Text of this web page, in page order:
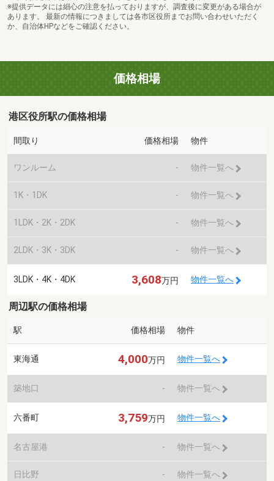
※提供データには細心の注意を払っておりますが、調査後に変更がある場合が
あります。 最新の情報につきましては各市区役所までお問い合わせいただく
か、自治体HPなどをご確認ください。
価格相場
港区役所駅の価格相場
間取り 価格相場 物件
ワンルーム - 物件一覧へ
1K・1DK - 物件一覧へ
1LDK・2K・2DK - 物件一覧へ
2LDK・3K・3DK - 物件一覧へ
3LDK・4K・4DK 3,608万円 物件一覧へ
周辺駅の価格相場
駅 価格相場 物件
東海通 4,000万円 物件一覧へ
築地口 - 物件一覧へ
六番町 3,759万円 物件一覧へ
名古屋港 - 物件一覧へ
日比野 - 物件一覧へ